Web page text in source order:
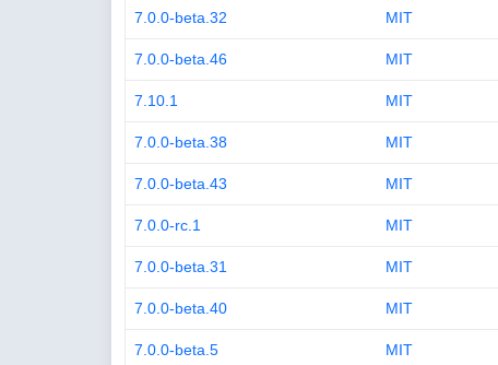
7.0.0-beta.32 MIT
7.0.0-beta.46 MIT
7.10.1 MIT
7.0.0-beta.38 MIT
7.0.0-beta.43 MIT
7.0.0-rc.1 MIT
7.0.0-beta.31 MIT
7.0.0-beta.40 MIT
7.0.0-beta.5 MIT